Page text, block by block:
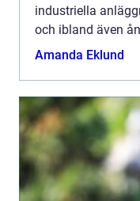
industriella
och ibland även
Amanda Eklund